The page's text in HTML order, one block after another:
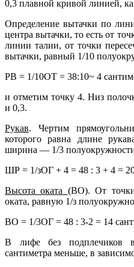
0,3 плавной кривой линией,
Определение вытачки по
центра вытачки, то есть от
линии талии, от точки
вытачки, равный 1/10
РВ = 1/10ОТ = 38:10~ 4
и отметим точку 4. Низ
и 0,3.
Рукав. Чертим
которого равна длине
ширина — 1/3
ШР = 1/зОГ + 4 = 48 : 3 + 4 =
Высота оката (ВО). От
оката, равную 1/з
ВО = 1/3ОГ = 48 : 3-2 = 14
В лифе без подплечиков
сантиметра меньше, в